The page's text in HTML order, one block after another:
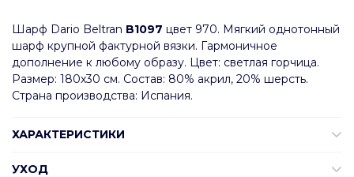
Шарф Dario Beltran B1097 цвет 970. Мягкий однотонный
шарф крупной фактурной вязки. Гармоничное
дополнение к любому образу. Цвет: светлая горчица.
Размер: 180х30 см. Состав: 80% акрил, 20% шерсть.
Страна производства: Испания.
ХАРАКТЕРИСТИКИ
УХОД